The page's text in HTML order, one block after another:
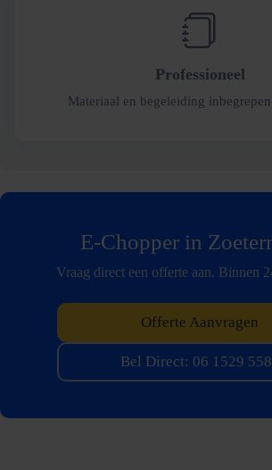
Professioneel
Materiaal en begeleiding
E-Chopper in
Vraag direct een offerte aan. Binnen
Offerte Aanvragen
Bel Direct: 06 1529